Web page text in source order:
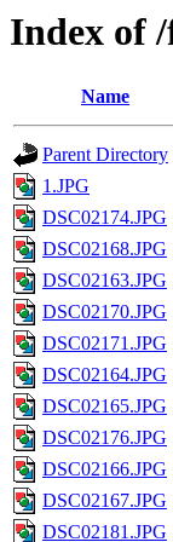
Index of
Name
Parent Directory
1.JPG
DSC02174.JPG
DSC02168.JPG
DSC02163.JPG
DSC02170.JPG
DSC02171.JPG
DSC02164.JPG
DSC02165.JPG
DSC02176.JPG
DSC02166.JPG
DSC02167.JPG
DSC02181.JPG